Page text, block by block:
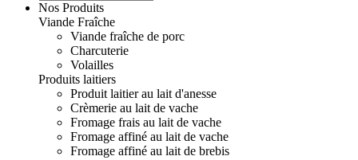
Nos Produits
Viande Fraîche
Viande fraîche de porc
Charcuterie
Volailles
Produits laitiers
Produit laitier au lait d'anesse
Crèmerie au lait de vache
Fromage frais au lait de vache
Fromage affiné au lait de vache
Fromage affiné au lait de brebis